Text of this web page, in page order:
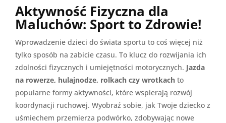
Aktywność Fizyczna dla
Maluchów: Sport to Zdrowie!
Wprowadzenie dzieci do świata sportu to coś więcej niż
tylko sposób na zabicie czasu. To klucz do rozwijania ich
zdolności fizycznych i umiejętności motorycznych. Jazda
na rowerze, hulajnodze, rolkach czy wrotkach to
popularne formy aktywności, które wspierają rozwój
koordynacji ruchowej. Wyobraź sobie, jak Twoje dziecko z
uśmiechem przemierza podwórko, zdobywając nowe